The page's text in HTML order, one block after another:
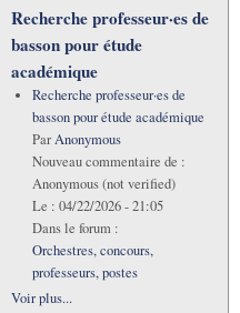
Recherche professeur·es de
basson pour étude
académique
Recherche professeur·es de
basson pour étude académique
ParAnonymous
Nouveau commentaire de :
Anonymous (not verified)
Le : 04/22/2026 - 21:05
Dans le forum :
Orchestres, concours,
professeurs, postes
Voir plus...